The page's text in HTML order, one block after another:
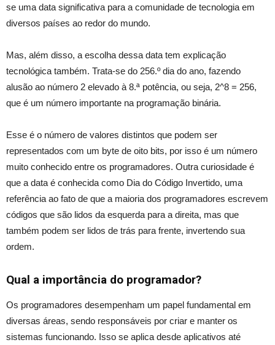
se uma data significativa para a comunidade de tecnologia em
diversos países ao redor do mundo.
Mas, além disso, a escolha dessa data tem explicação
tecnológica também. Trata-se do 256.ºdia do ano, fazendo
alusão ao número 2 elevado à 8.ª potência, ou seja, 2^8 = 256,
que é um número importante na programação binária.
Esse é o número de valores distintos que podem ser
representados com um byte de oito bits, por isso é um número
muito conhecido entre os programadores. Outra curiosidade é
que a data é conhecida como Dia do Código Invertido, uma
referência ao fato de que a maioria dos programadores escrevem
códigos que são lidos da esquerda para a direita, mas que
também podem ser lidos de trás para frente, invertendo sua
ordem.
Qual a importância do programador?
Os programadores desempenham um papel fundamental em
diversas áreas, sendo responsáveis por criar e manter os
sistemas funcionando. Isso se aplica desde aplicativos até